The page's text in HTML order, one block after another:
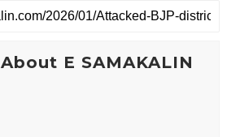
About E SAMAKALIN